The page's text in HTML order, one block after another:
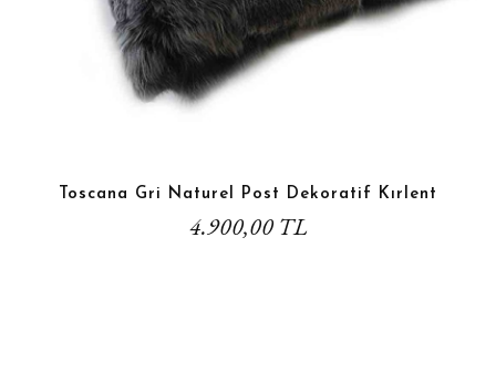
Toscana Gri Naturel Post Dekoratif Kırlent
4.900,00 TL